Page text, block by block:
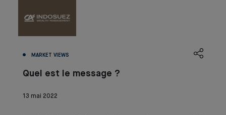
MARKET VIEWS
Quel est le message ?
13 mai 2022